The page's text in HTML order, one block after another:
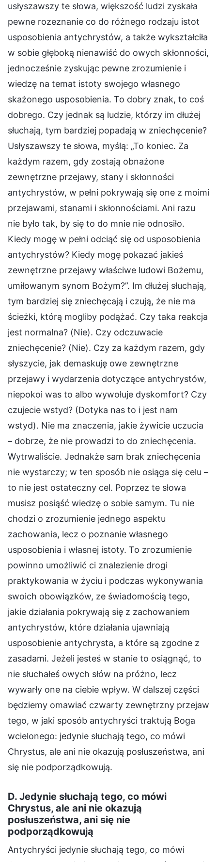
usłyszawszy te słowa, większość ludzi zyskała
pewne rozeznanie co do różnego rodzaju istot
usposobienia antychrystów, a także wykształciła
w sobie głęboką nienawiść do owych skłonności,
jednocześnie zyskując pewne zrozumienie i
wiedzę na temat istoty swojego własnego
skażonego usposobienia. To dobry znak, to coś
dobrego. Czy jednak są ludzie, którzy im dłużej
słuchają, tym bardziej popadają w zniechęcenie?
Usłyszawszy te słowa, myślą: „To koniec. Za
każdym razem, gdy zostają obnażone
zewnętrzne przejawy, stany i skłonności
antychrystów, w pełni pokrywają się one z moimi
przejawami, stanami i skłonnościami. Ani razu
nie było tak, by się to do mnie nie odnosiło.
Kiedy mogę w pełni odciąć się od usposobienia
antychrystów? Kiedy mogę pokazać jakieś
zewnętrzne przejawy właściwe ludowi Bożemu,
umiłowanym synom Bożym?”. Im dłużej słuchają,
tym bardziej się zniechęcają i czują, że nie ma
ścieżki, którą mogliby podążać. Czy taka reakcja
jest normalna? (Nie). Czy odczuwacie
zniechęcenie? (Nie). Czy za każdym razem, gdy
słyszycie, jak demaskuję owe zewnętrzne
przejawy i wydarzenia dotyczące antychrystów,
niepokoi was to albo wywołuje dyskomfort? Czy
czujecie wstyd? (Dotyka nas to i jest nam
wstyd). Nie ma znaczenia, jakie żywicie uczucia
– dobrze, że nie prowadzi to do zniechęcenia.
Wytrwaliście. Jednakże sam brak zniechęcenia
nie wystarczy; w ten sposób nie osiąga się celu –
to nie jest ostateczny cel. Poprzez te słowa
musisz posiąść wiedzę o sobie samym. Tu nie
chodzi o zrozumienie jednego aspektu
zachowania, lecz o poznanie własnego
usposobienia i własnej istoty. To zrozumienie
powinno umożliwić ci znalezienie drogi
praktykowania w życiu i podczas wykonywania
swoich obowiązków, ze świadomością tego,
jakie działania pokrywają się z zachowaniem
antychrystów, które działania ujawniają
usposobienie antychrysta, a które są zgodne z
zasadami. Jeżeli jesteś w stanie to osiągnąć, to
nie słuchałeś owych słów na próżno, lecz
wywarły one na ciebie wpływ. W dalszej części
będziemy omawiać czwarty zewnętrzny przejaw
tego, w jaki sposób antychryści traktują Boga
wcielonego: jedynie słuchają tego, co mówi
Chrystus, ale ani nie okazują posłuszeństwa, ani
się nie podporządkowują.
D. Jedynie słuchają tego, co mówi
Chrystus, ale ani nie okazują
posłuszeństwa, ani się nie
podporządkowują
Antychryści jedynie słuchają tego, co mówi